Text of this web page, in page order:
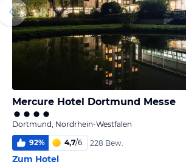
Mercure Hotel Dortmund Messe
Dortmund, Nordrhein-Westfalen
92% 4,7/6 228 Bew.
Zum Hotel